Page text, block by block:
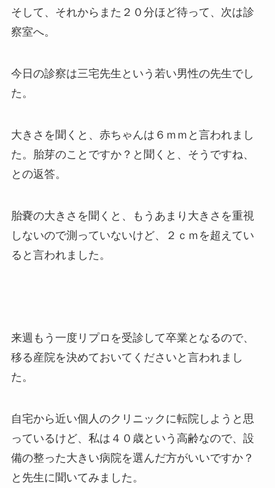
そして、それからまた２０分ほど待って、次は診
察室へ。
今日の診察は三宅先生という若い男性の先生でし
た。
大きさを聞くと、赤ちゃんは６ｍｍと言われまし
た。胎芽のことですか？と聞くと、そうですね、
との返答。
胎嚢の大きさを聞くと、もうあまり大きさを重視
しないので測っていないけど、２ｃｍを超えてい
ると言われました。
来週もう一度リプロを受診して卒業となるので、
移る産院を決めておいてくださいと言われまし
た。
自宅から近い個人のクリニックに転院しようと思
っているけど、私は４０歳という高齢なので、設
備の整った大きい病院を選んだ方がいいですか？
と先生に聞いてみました。